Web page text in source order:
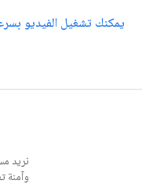
يمكنك تشغيل الفيديو
نريد
وآمنة